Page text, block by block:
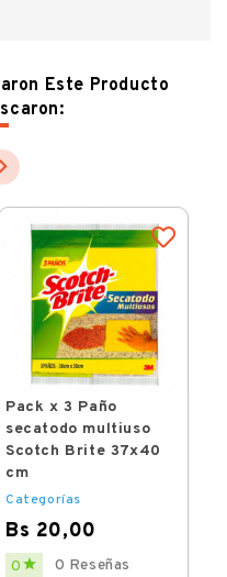
Este Producto

Pack x 3 Paño
secatodo multiuso
Scotch Brite 37x40
cm
Categorías
Bs 20,00
Price
0  0 Reseñas